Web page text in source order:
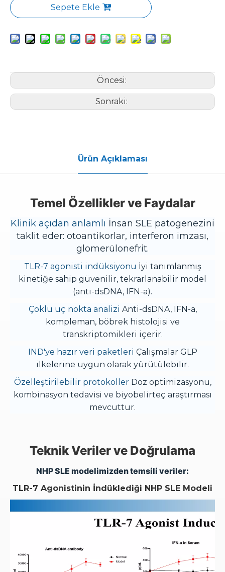
Sepete Ekle
Öncesi:
Sonraki:
Ürün Açıklaması
Temel Özellikler ve Faydalar
Klinik açıdan anlamlı İnsan SLE patogenezini
taklit eder: otoantikorlar, interferon imzası,
glomerülonefrit.
TLR-7 agonisti indüksiyonu İyi tanımlanmış
kinetiğe sahip güvenilir, tekrarlanabilir model
(anti-dsDNA, IFN-a).
Çoklu uç nokta analizi Anti-dsDNA, IFN-a,
kompleman, böbrek histolojisi ve
transkriptomikleri içerir.
IND'ye hazır veri paketleri Çalışmalar GLP
ilkelerine uygun olarak yürütülebilir.
Özelleştirilebilir protokoller Doz optimizasyonu,
kombinasyon tedavisi ve biyobelirteç araştırması
mevcuttur.
Teknik Veriler ve Doğrulama
NHP SLE modelimizden temsili veriler:
TLR-7 Agonistinin İndüklediği NHP SLE Modeli